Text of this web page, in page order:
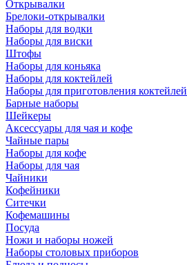
Открывалки
Брелоки-открывалки
Наборы для водки
Наборы для виски
Штофы
Наборы для коньяка
Наборы для коктейлей
Наборы для приготовления коктейлей
Барные наборы
Шейкеры
Аксессуары для чая и кофе
Чайные пары
Наборы для кофе
Наборы для чая
Чайники
Кофейники
Ситечки
Кофемашины
Посуда
Ножи и наборы ножей
Наборы столовых приборов